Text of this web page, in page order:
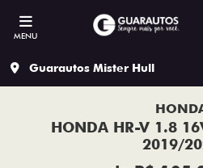
MENU
Guarautos Mister Hull
HONDA HR-V 1.8
2019/